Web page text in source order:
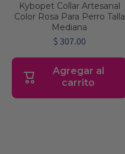
Kybopet Collar Artesanal
Color Rosa Para Perro Talla
Mediana
$ 307.00
Agregar al
carrito